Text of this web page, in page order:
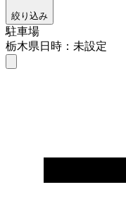
絞り込み
駐車場
栃木県日時：未設定